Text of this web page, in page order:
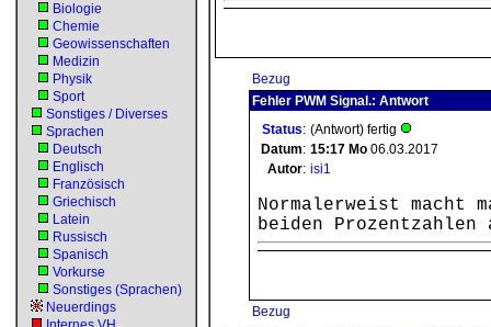
Biologie
Chemie
Geowissenschaften
Medizin
Physik
Sport
Sonstiges / Diverses
Sprachen
Deutsch
Englisch
Französisch
Griechisch
Latein
Russisch
Spanisch
Vorkurse
Sonstiges (Sprachen)
Neuerdings
Bezug
Fehler PWM Signal.: Antwort
Status: (Antwort) fertig
Datum: 15:17 Mo 06.03.2017
Autor: isi1
Normalerweist macht
beiden
Bezug